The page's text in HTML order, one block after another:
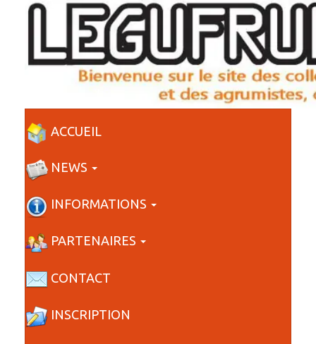
ACCUEIL
NEWS
INFORMATIONS
PARTENAIRES
CONTACT
INSCRIPTION